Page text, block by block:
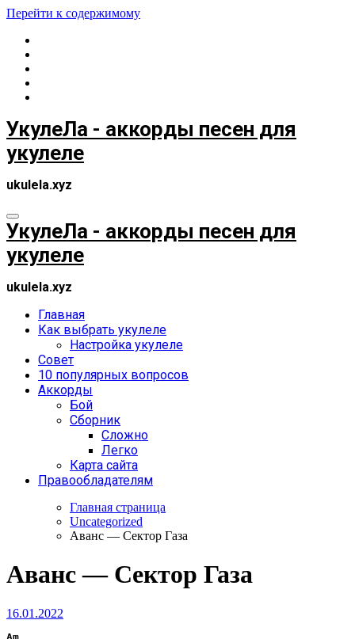
Перейти к содержимому
УкулеЛа - аккорды песен для
укулеле
ukulela.xyz
УкулеЛа - аккорды песен для
укулеле
ukulela.xyz
Главная
Как выбрать укулеле
Настройка укулеле
Совет
10 популярных вопросов
Аккорды
Бой
Сборник
Сложно
Легко
Карта сайта
Правообладателям
Главная страница
Uncategorized
Аванс — Сектор Газа
Аванс — Сектор Газа
16.01.2022